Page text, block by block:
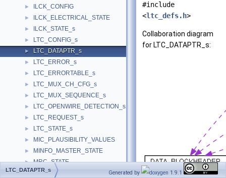
► ILCK_CONFIG
► ILCK_ELECTRICAL_STATE
► ILCK_STATE_s
► LTC_CONFIG_s
► LTC_DATAPTR_s
► LTC_ERROR_s
► LTC_ERRORTABLE_s
► LTC_MUX_CH_CFG_s
► LTC_MUX_SEQUENCE_s
► LTC_OPENWIRE_DETECTION_s
► LTC_REQUEST_s
► LTC_STATE_s
► MIC_PLAUSIBILITY_VALUES
► MINFO_MASTER_STATE
► MRC_STATE
► MXM_41B_INSTANCE
#include
<ltc_defs.h>
Collaboration diagram
for LTC_DATAPTR_s:
LTC_DATAPTR_s Generated by 1.9.1